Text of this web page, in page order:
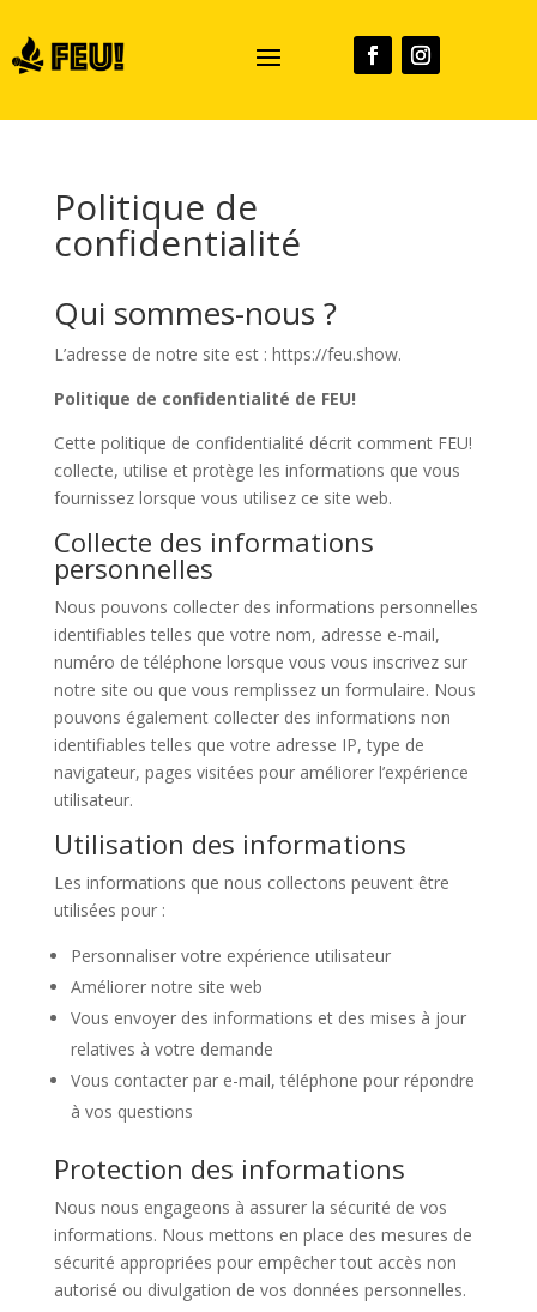
Politique de
confidentialité
Qui sommes-nous ?
L’adresse de notre site est : https://feu.show.
Politique de confidentialité de FEU!
Cette politique de confidentialité décrit comment FEU!
collecte, utilise et protège les informations que vous
fournissez lorsque vous utilisez ce site web.
Collecte des informations
personnelles
Nous pouvons collecter des informations personnelles
identifiables telles que votre nom, adresse e-mail,
numéro de téléphone lorsque vous vous inscrivez sur
notre site ou que vous remplissez un formulaire. Nous
pouvons également collecter des informations non
identifiables telles que votre adresse IP, type de
navigateur, pages visitées pour améliorer l’expérience
utilisateur.
Utilisation des informations
Les informations que nous collectons peuvent être
utilisées pour :
Personnaliser votre expérience utilisateur
Améliorer notre site web
Vous envoyer des informations et des mises à jour
relatives à votre demande
Vous contacter par e-mail, téléphone pour répondre
à vos questions
Protection des informations
Nous nous engageons à assurer la sécurité de vos
informations. Nous mettons en place des mesures de
sécurité appropriées pour empêcher tout accès non
autorisé ou divulgation de vos données personnelles.